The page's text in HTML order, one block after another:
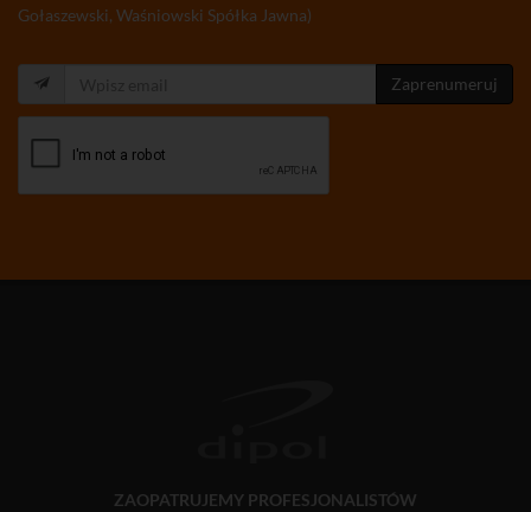
Gołaszewski, Waśniowski Spółka Jawna)
Zaprenumeruj
ZAOPATRUJEMY PROFESJONALISTÓW